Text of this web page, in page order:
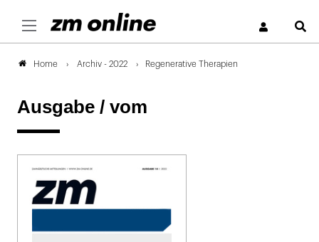
Home Archiv - 2022 Regenerative Therapien
Ausgabe / vom